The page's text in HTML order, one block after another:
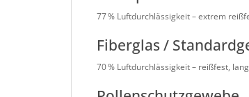
77 % Luftdurchlässigkeit – extrem
Fiberglas /
70 % Luftdurchlässigkeit – reißfest,